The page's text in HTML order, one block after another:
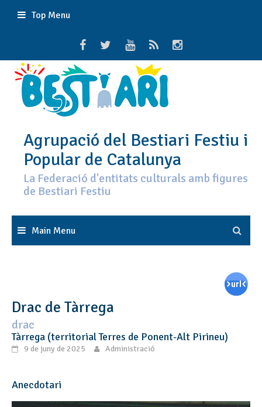
Top Menu
Agrupació del Bestiari Festiu i
Popular de Catalunya
La Federació d'entitats culturals amb figures
de Bestiari Festiu
Main Menu
Drac de Tàrrega
drac
Tàrrega (territorial Terres de Ponent-Alt Pirineu)
9 de juny de 2025 Administració
Anecdotari